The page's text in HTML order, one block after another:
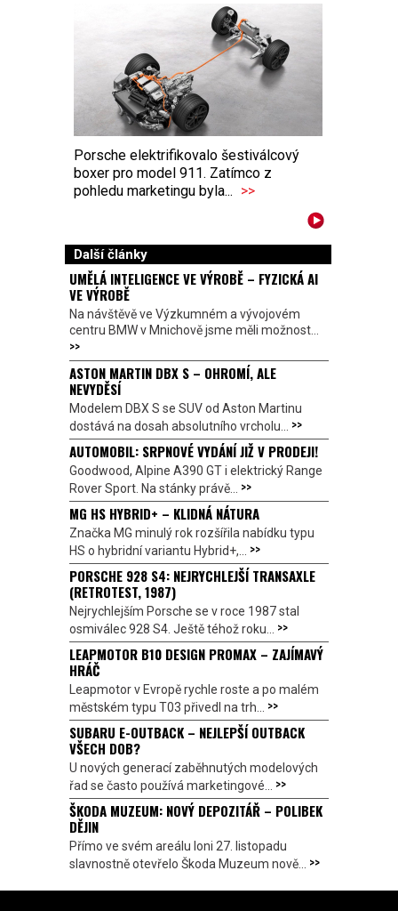
Porsche elektrifikovalo šestiválcový
boxer pro model 911. Zatímco z
pohledu marketingu byla... >>
Další články
UMĚLÁ INTELIGENCE VE VÝROBĚ – FYZICKÁ AI
VE VÝROBĚ
Na návštěvě ve Výzkumném a vývojovém
centru BMW v Mnichově jsme měli možnost...
>>
ASTON MARTIN DBX S – OHROMÍ, ALE
NEVYDĚSÍ
Modelem DBX S se SUV od Aston Martinu
dostává na dosah absolutního vrcholu... >>
AUTOMOBIL: SRPNOVÉ VYDÁNÍ JIŽ V PRODEJI!
Goodwood, Alpine A390 GT i elektrický Range
Rover Sport. Na stánky právě... >>
MG HS HYBRID+ – KLIDNÁ NÁTURA
Značka MG minulý rok rozšířila nabídku typu
HS o hybridní variantu Hybrid+,... >>
PORSCHE 928 S4: NEJRYCHLEJŠÍ TRANSAXLE
(RETROTEST, 1987)
Nejrychlejším Porsche se v roce 1987 stal
osmiválec 928 S4. Ještě téhož roku... >>
LEAPMOTOR B10 DESIGN PROMAX – ZAJÍMAVÝ
HRÁČ
Leapmotor v Evropě rychle roste a po malém
městském typu T03 přivedl na trh... >>
SUBARU E-OUTBACK – NEJLEPŠÍ OUTBACK
VŠECH DOB?
U nových generací zaběhnutých modelových
řad se často používá marketingové... >>
ŠKODA MUZEUM: NOVÝ DEPOZITÁŘ – POLIBEK
DĚJIN
Přímo ve svém areálu loni 27. listopadu
slavnostně otevřelo Škoda Muzeum nově... >>